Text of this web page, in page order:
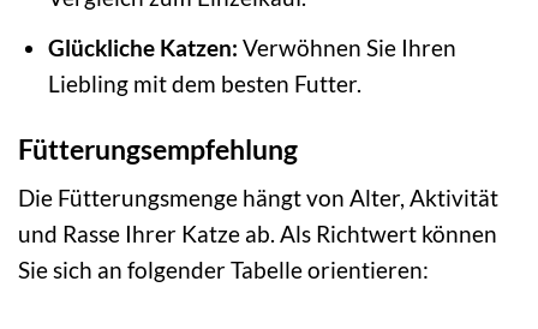
Glückliche Katzen: Verwöhnen Sie Ihren
Liebling mit dem besten Futter.
Fütterungsempfehlung
Die Fütterungsmenge hängt von Alter, Aktivität
und Rasse Ihrer Katze ab. Als Richtwert können
Sie sich an folgender Tabelle orientieren: